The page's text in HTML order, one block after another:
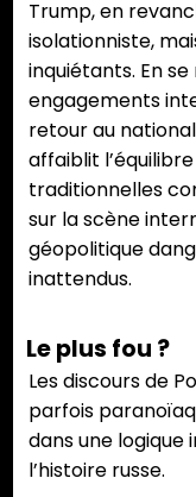
Trump, en
isolationniste,
inquiétants. En
engagements
retour au
affaiblit
traditionnelles
sur la scène
géopolitique
inattendus.
Le plus fou ?
Les discours de
parfois
dans une logique
l’histoire russe.